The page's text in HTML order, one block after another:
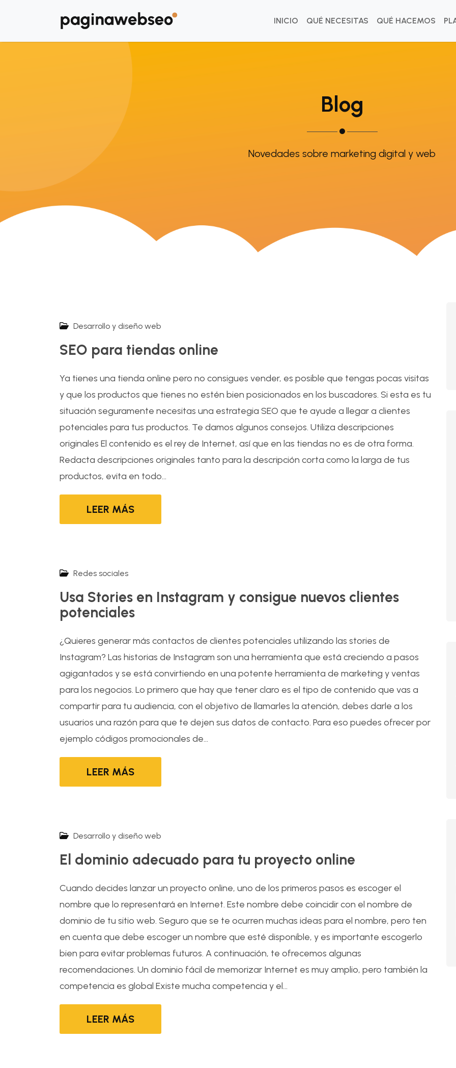
INICIO QUÉ NECESITAS QUÉ HACEMOS
Blog
Novedades sobre marketing digital y web
Desarrollo y diseño web
SEO para tiendas online
Ya tienes una tienda online pero no consigues vender, es posible que tengas pocas visitas
y que los productos que tienes no estén bien posicionados en los buscadores. Si esta es tu
situación seguramente necesitas una estrategia SEO que te ayude a llegar a clientes
potenciales para tus productos. Te damos algunos consejos. Utiliza descripciones
originales El contenido es el rey de Internet, así que en las tiendas no es de otra forma.
Redacta descripciones originales tanto para la descripción corta como la larga de tus
productos, evita en todo...
LEER MÁS
Redes sociales
Usa Stories en Instagram y consigue nuevos clientes
potenciales
¿Quieres generar más contactos de clientes potenciales utilizando las stories de
Instagram? Las historias de Instagram son una herramienta que está creciendo a pasos
agigantados y se está convirtiendo en una potente herramienta de marketing y ventas
para los negocios. Lo primero que hay que tener claro es el tipo de contenido que vas a
compartir para tu audiencia, con el objetivo de llamarles la atención, debes darle a los
usuarios una razón para que te dejen sus datos de contacto. Para eso puedes ofrecer por
ejemplo códigos promocionales de...
LEER MÁS
Desarrollo y diseño web
El dominio adecuado para tu proyecto online
Cuando decides lanzar un proyecto online, uno de los primeros pasos es escoger el
nombre que lo representará en Internet. Este nombre debe coincidir con el nombre de
dominio de tu sitio web. Seguro que se te ocurren muchas ideas para el nombre, pero ten
en cuenta que debe escoger un nombre que esté disponible, y es importante escogerlo
bien para evitar problemas futuros. A continuación, te ofrecemos algunas
recomendaciones. Un dominio fácil de memorizar Internet es muy amplio, pero también la
competencia es global Existe mucha competencia y el...
LEER MÁS